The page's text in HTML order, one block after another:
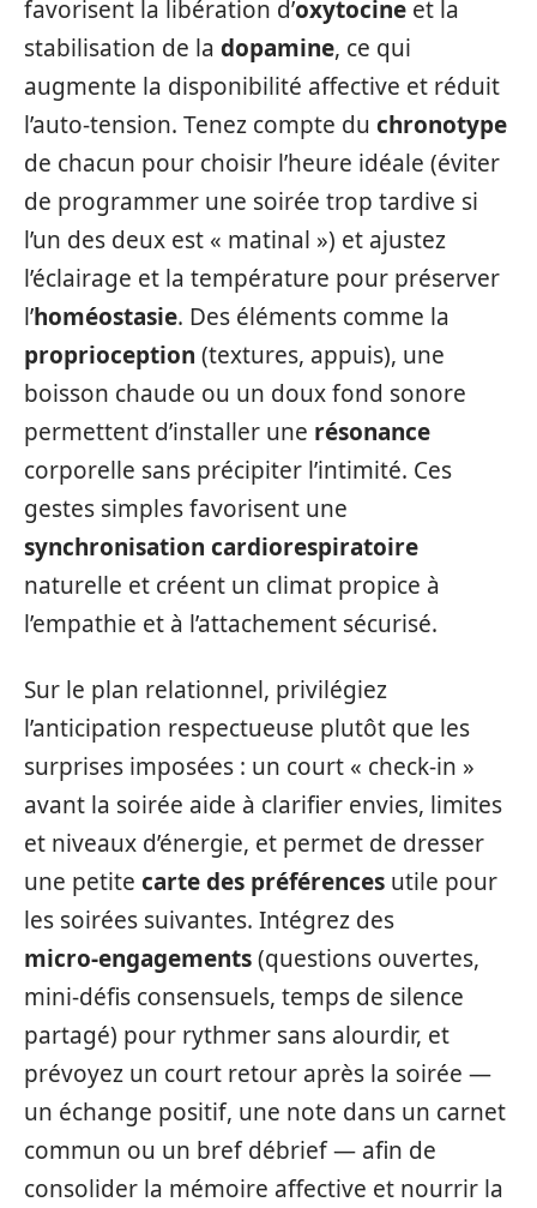
favorisent la libération d’oxytocine et la
stabilisation de la dopamine, ce qui
augmente la disponibilité affective et réduit
l’auto‑tension. Tenez compte du chronotype
de chacun pour choisir l’heure idéale (éviter
de programmer une soirée trop tardive si
l’un des deux est « matinal ») et ajustez
l’éclairage et la température pour préserver
l’homéostasie. Des éléments comme la
proprioception (textures, appuis), une
boisson chaude ou un doux fond sonore
permettent d’installer une résonance
corporelle sans précipiter l’intimité. Ces
gestes simples favorisent une
synchronisation cardiorespiratoire
naturelle et créent un climat propice à
l’empathie et à l’attachement sécurisé.
Sur le plan relationnel, privilégiez
l’anticipation respectueuse plutôt que les
surprises imposées : un court « check‑in »
avant la soirée aide à clarifier envies, limites
et niveaux d’énergie, et permet de dresser
une petite carte des préférences utile pour
les soirées suivantes. Intégrez des
micro‑engagements(questions ouvertes,
mini‑défis consensuels, temps de silence
partagé) pour rythmer sans alourdir, et
prévoyez un court retour après la soirée —
un échange positif, une note dans un carnet
commun ou un bref débrief — afin de
consolider la mémoire affective et nourrir la